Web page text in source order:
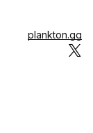
plankton.gg